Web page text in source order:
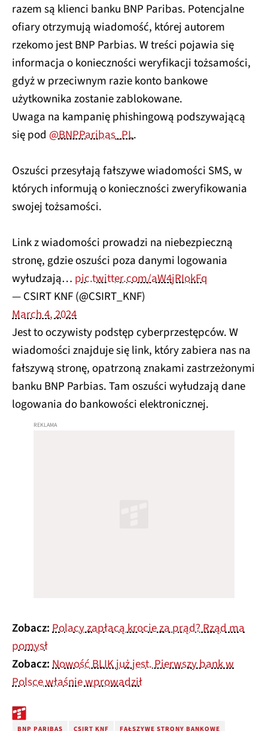
razem są klienci banku BNP Paribas. Potencjalne
ofiary otrzymują wiadomość, której autorem
rzekomo jest BNP Parbias. W treści pojawia się
informacja o konieczności weryfikacji tożsamości,
gdyż w przeciwnym razie konto bankowe
użytkownika zostanie zablokowane.
Uwaga na kampanię phishingową podszywającą
się pod @BNPParibas_PL.
Oszuści przesyłają fałszywe wiadomości SMS, w
których informują o konieczności zweryfikowania
swojej tożsamości.
Link z wiadomości prowadzi na niebezpieczną
stronę, gdzie oszuści poza danymi logowania
wyłudzają… pic.twitter.com/aW4jRIokFq
— CSIRT KNF (@CSIRT_KNF)
March 4, 2024
Jest to oczywisty podstęp cyberprzestępców. W
wiadomości znajduje się link, który zabiera nas na
fałszywą stronę, opatrzoną znakami zastrzeżonymi
banku BNP Parbias. Tam oszuści wyłudzają dane
logowania do bankowości elektronicznej.
Zobacz:Polacy zapłacą krocie za prąd? Rząd ma
pomysł
Zobacz:Nowość BLIK już jest. Pierwszy bank w
Polsce właśnie wprowadził
BNP PARIBAS CSIRT KNF FAŁSZYWE STRONY BANKOWE